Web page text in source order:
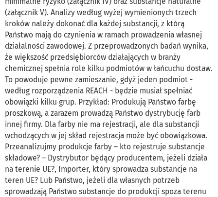
(załącznik V). Analizy według wyżej wymienionych trzech
kroków należy dokonać dla każdej substancji, z którą
Państwo mają do czynienia w ramach prowadzenia własnej
działalności zawodowej. Z przeprowadzonych badań wynika,
że większość przedsiębiorców działających w branży
chemicznej spełnia role kilku podmiotów w łańcuchu dostaw.
To powoduje pewne zamieszanie, gdyż jeden podmiot -
według rozporządzenia REACH - będzie musiał spełniać
obowiązki kilku grup. Przykład: Produkują Państwo farbę
proszkową, a zarazem prowadzą Państwo dystrybucję farb
innej firmy. Dla farby nie ma rejestracji, ale dla substancji
wchodzących w jej skład rejestracja może być obowiązkowa.
Przeanalizujmy produkcje farby – kto rejestruje substancje
składowe? – Dystrybutor będący producentem, jeżeli działa
na terenie UE?, Importer, który sprowadza substancje na
teren UE? Lub Państwo, jeżeli dla własnych potrzeb
sprowadzają Państwo substancje do produkcji spoza terenu